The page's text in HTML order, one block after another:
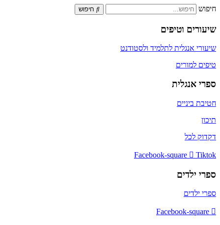
חיפוש חיפוש
שיעורים וטיפים
שיעורי אנגלית לתלמיד ולסטודנט
טיפים למורים
ספרי אנגלית
חטיבת ביניים
תיכון
דקדוק לכל
Facebook-square Tiktok
ספרי ילדים
ספרי ילדים
Facebook-square